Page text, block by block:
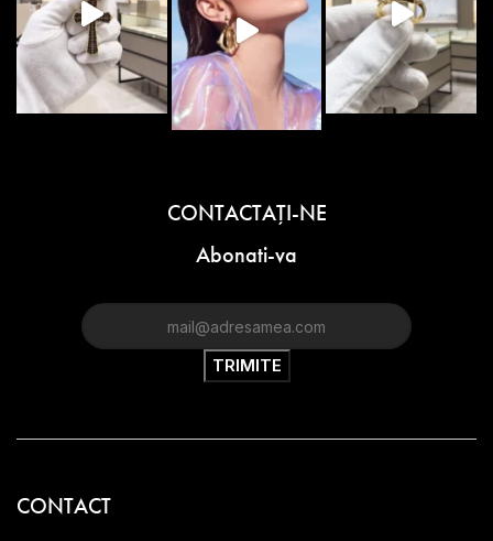
CONTACTAŢI-NE
Abonati-va
CONTACT